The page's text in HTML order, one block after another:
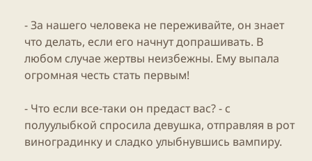
- За нашего человека не переживайте, он знает
что делать, если его начнут допрашивать. В
любом случае жертвы неизбежны. Ему выпала
огромная честь стать первым!
- Что если все-таки он предаст вас? - с
полуулыбкой спросила девушка, отправляя в рот
виноградинку и сладко улыбнувшись вампиру.